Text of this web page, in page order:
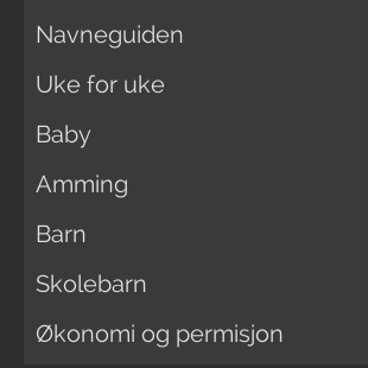
Navneguiden
Uke for uke
Baby
Amming
Barn
Skolebarn
Økonomi og permisjon